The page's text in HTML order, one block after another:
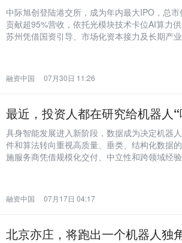
中际旭创登陆港交所，成为年内最大IPO，总
贡献超95%营收，依托光模块技术卡位AI算力
苏州凭借国资引导、市场化资本接力及长期产
融资中国 07月30日 11:26
最近，投资人都在研究给机器人
具身智能发展进入新阶段，数据成为决定机器
件和算法转向重视高质量、垂类、结构化数据
施服务商凭借规模化交付、中立性和跨领域经
融资中国 07月17日 04:17
北京亦庄，将跑出一个机器人独